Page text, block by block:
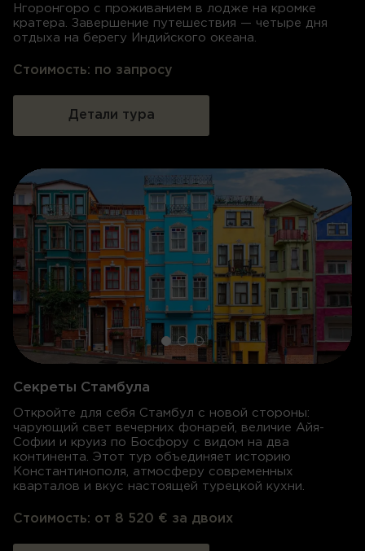
Нгоронгоро с проживанием в лодже на кромке
кратера. Завершение путешествия — четыре дня
отдыха на берегу Индийского океана.
Стоимость: по запросу
Детали тура
Секреты Стамбула
Откройте для себя Стамбул с новой стороны:
чарующий свет вечерних фонарей, величие Айя-
Софии и круиз по Босфору с видом на два
континента. Этот тур объединяет историю
Константинополя, атмосферу современных
кварталов и вкус настоящей турецкой кухни.
Стоимость: от 8 520 € за двоих